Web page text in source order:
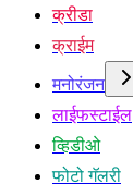
क्रीडा
क्राईम
मनोरंजन
लाईफस्टाईल
व्हिडीओ
फोटो गॅलरी